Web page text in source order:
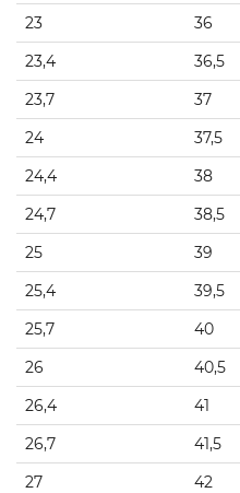
23 36
23,4
36,5
23,7
37
24
37,5
24,4
38
24,7
38,5
25
39
25,4
39,5
25,7
40
26
40,5
26,4
41
26,7
41,5
27
42